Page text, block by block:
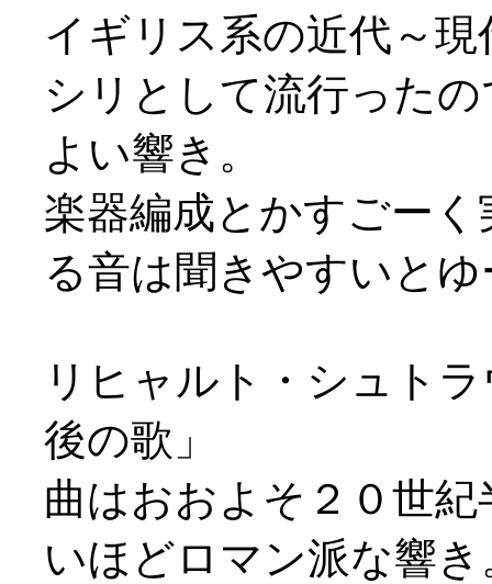
イギリス系の近代～
シリとして流行った
よい響き。
楽器編成とかすごー
る音は聞きやすいとゆ
リヒャルト・シュト
後の歌」
曲はおおよそ２０世
いほどロマン派な響き